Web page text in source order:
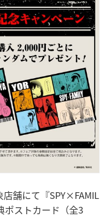
舗にて『SPY×FAMIL
ポストカード（全3